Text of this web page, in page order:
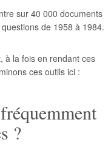
sur 40 000 documents
de 1958 à 1984.
à la fois en rendant ces
ces outils ici :
?